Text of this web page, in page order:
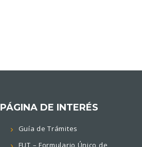
PÁGINA DE INTERÉS
Guía de Trámites
FUT – Formulario Único de